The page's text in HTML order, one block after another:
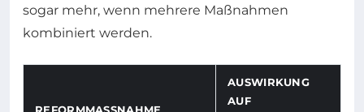
sogar mehr, wenn mehrere Maßnahmen
kombiniert werden.
AUSWIRKUNG
AUF